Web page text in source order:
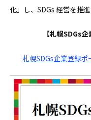
化」し、SDGs 経営を推進
【札幌SDGs
札幌SDGs企業登録